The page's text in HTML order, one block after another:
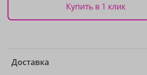
Купить в 1 клик
Доставка